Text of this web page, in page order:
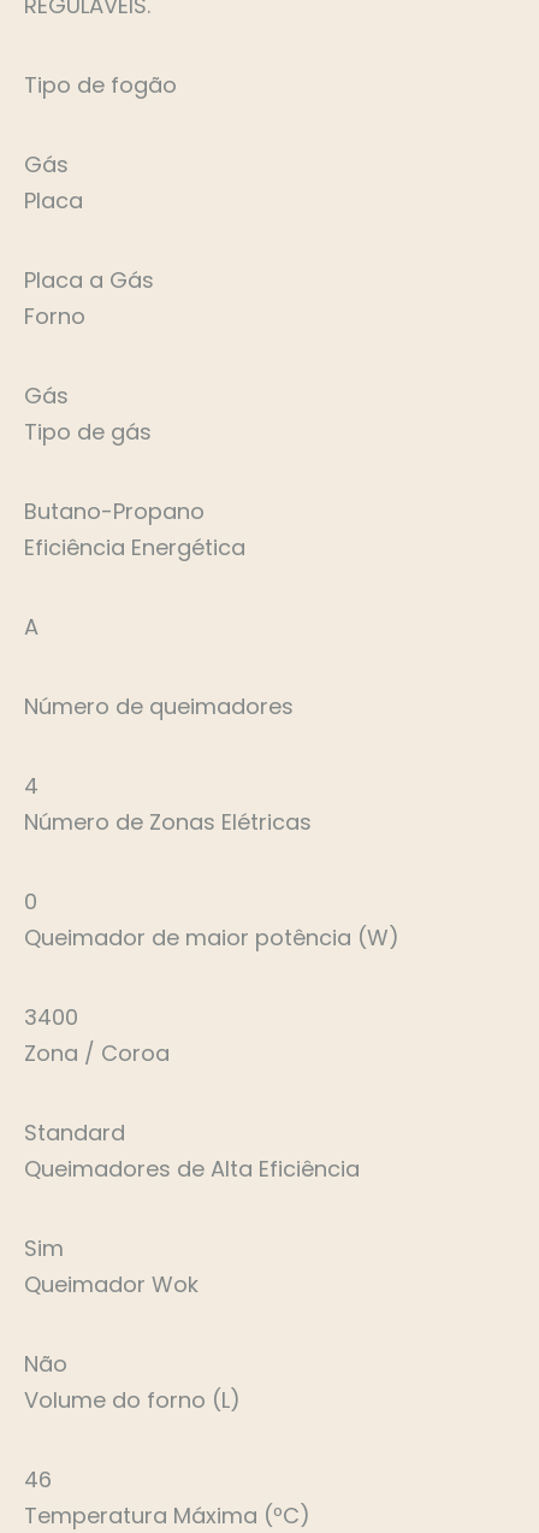
Tipo de fogão
Gás
Placa
Placa a Gás
Forno
Gás
Tipo de gás
Butano-Propano
Eficiência Energética
A
Número de queimadores
4
Número de Zonas Elétricas
0
Queimador de maior potência (W)
3400
Zona / Coroa
Standard
Queimadores de Alta Eficiência
Sim
Queimador Wok
Não
Volume do forno (L)
46
Temperatura Máxima (ºC)